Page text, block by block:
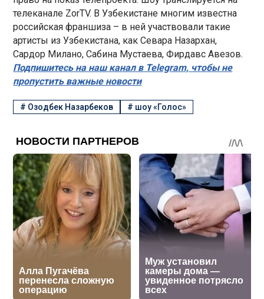
телеканале ZorTV. В Узбекистане многим известна
российская франшиза – в ней участвовали такие
артисты из Узбекистана, как Севара Назархан,
Сардор Милано, Сабина Мустаева, Фирдавс Авезов.
Подпишитесь на наш канал в Telegram, чтобы не
пропустить важные новости
# Озодбек Назарбеков # шоу «Голос»